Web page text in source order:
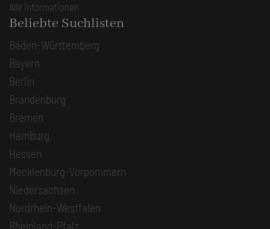
Alle Informationen
Beliebte Suchlisten
Baden-Württemberg
Bayern
Berlin
Brandenburg
Bremen
Hamburg
Hessen
Mecklenburg-Vorpommern
Niedersachsen
Nordrhein-Westfalen
Rheinland-Pfalz